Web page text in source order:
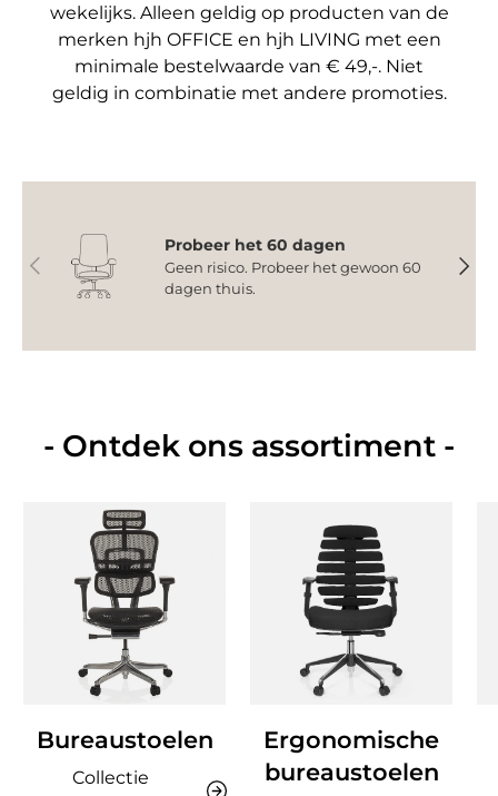
wekelijks. Alleen geldig op producten van de
merken hjh OFFICE en hjh LIVING met een
minimale bestelwaarde van € 49,-. Niet
geldig in combinatie met andere promoties.
Vorige
Probeer het 60 dagen
Geen risico. Probeer het gewoon 60
dagen thuis.
- Ontdek ons assortiment -
Bureaustoelen
Collectie
Ergonomische
bureaustoelen